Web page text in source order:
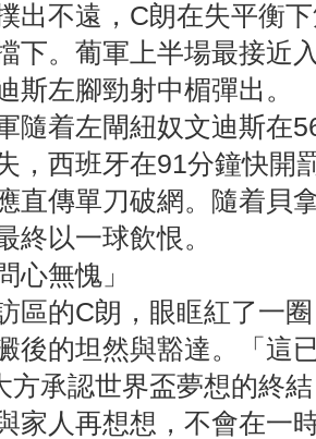
出不遠，C朗在失平衡
下。葡軍上半場最接近
斯左腳勁射中楣彈出。
隨着左閘紐奴文迪斯在
，西班牙在91分鐘快開
直傳單刀破網。隨着貝
終以一球飲恨。
心無愧」
區的C朗，眼眶紅了一
後的坦然與豁達。「這
方承認世界盃夢想的終
家人再想想，不會在一